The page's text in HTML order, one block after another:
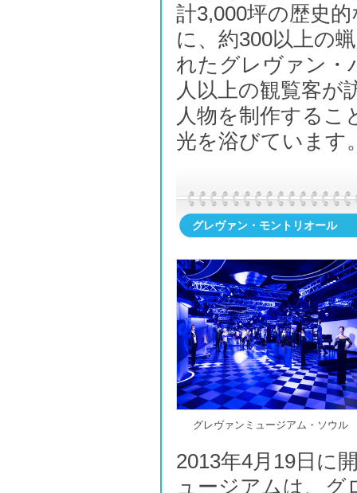
計3,000坪の歴史
に、約300以上の
れたグレヴァン・
人以上の観覧客が
人物を制作するこ
光を浴びています
グレヴァン・モントリオール
グレヴァンミュージアム・ソウル
2013年4月19日に
ュージアムは、グ